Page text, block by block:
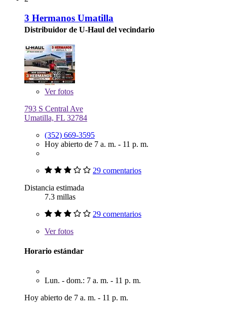
3 Hermanos Umatilla
Distribuidor de U-Haul del vecindario
Verfotos
793 S Central Ave
Umatilla, FL 32784
(352) 669-3595
Hoy abierto de 7 a. m. - 11 p. m.
29 comentarios
Distancia estimada
7.3 millas
29 comentarios
Verfotos
Horario estándar
Lun. - dom.: 7 a. m. - 11 p. m.
Hoy abierto de 7 a. m. - 11 p. m.